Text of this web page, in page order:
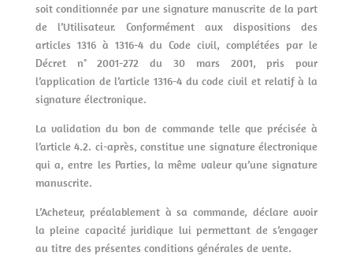
soit conditionnée par une signature manuscrite de la part
de l’Utilisateur. Conformément aux dispositions des
articles 1316 à 1316-4 du Code civil, complétées par le
Décret n° 2001-272 du 30 mars 2001, pris pour
l’application de l’article 1316-4 du code civil et relatif à la
signature électronique.
La validation du bon de commande telle que précisée à
l’article 4.2. ci-après, constitue une signature électronique
qui a, entre les Parties, la même valeur qu’une signature
manuscrite.
L’Acheteur, préalablement à sa commande, déclare avoir
la pleine capacité juridique lui permettant de s’engager
au titre des présentes conditions générales de vente.